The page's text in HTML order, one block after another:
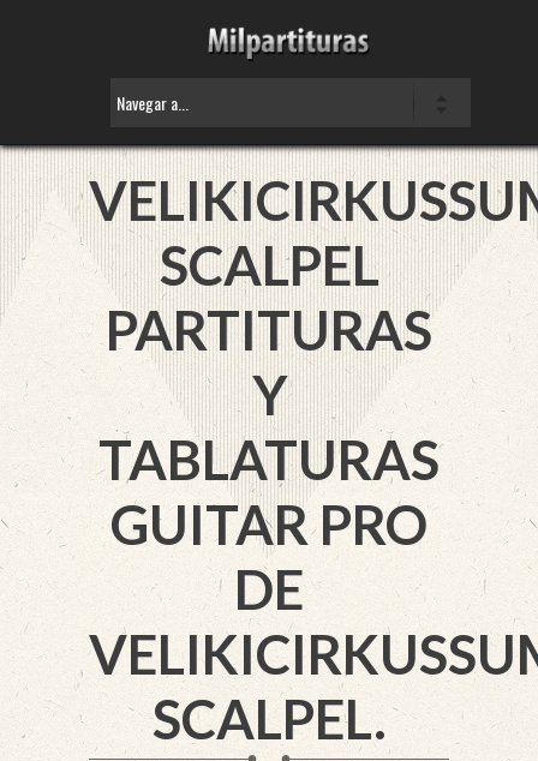
SCALPEL
PARTITURAS
Y
TABLATURAS
GUITAR PRO
DE
SCALPEL.